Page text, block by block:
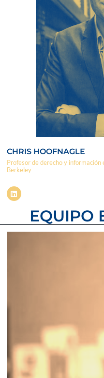
CHRIS HOOFNAGLE
Profesor de derecho y información
Berkeley
EQUIPO